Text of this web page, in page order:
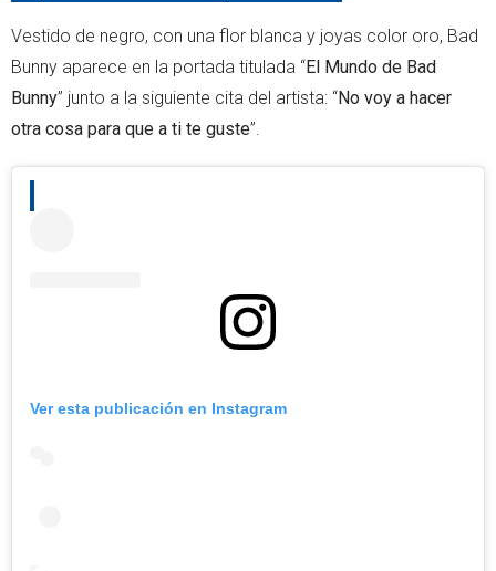
Vestido de negro, con una flor blanca y joyas color oro, Bad
Bunny aparece en la portada titulada “El Mundo de Bad
Bunny” junto a la siguiente cita del artista: “No voy a hacer
otra cosa para que a ti te guste”.
Ver esta publicación en Instagram